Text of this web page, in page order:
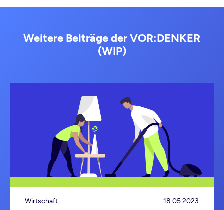
Weitere Beiträge der VOR:DENKER
(WIP)
Wirtschaft 18.05.2023